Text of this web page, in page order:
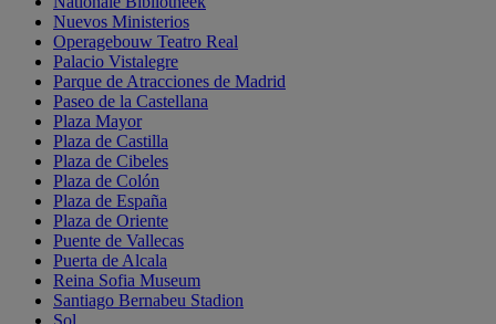
Nuevos Ministerios
Operagebouw Teatro Real
Palacio Vistalegre
Parque de Atracciones de Madrid
Paseo de la Castellana
Plaza Mayor
Plaza de Castilla
Plaza de Cibeles
Plaza de Colón
Plaza de España
Plaza de Oriente
Puente de Vallecas
Puerta de Alcala
Reina Sofia Museum
Santiago Bernabeu Stadion
Sol